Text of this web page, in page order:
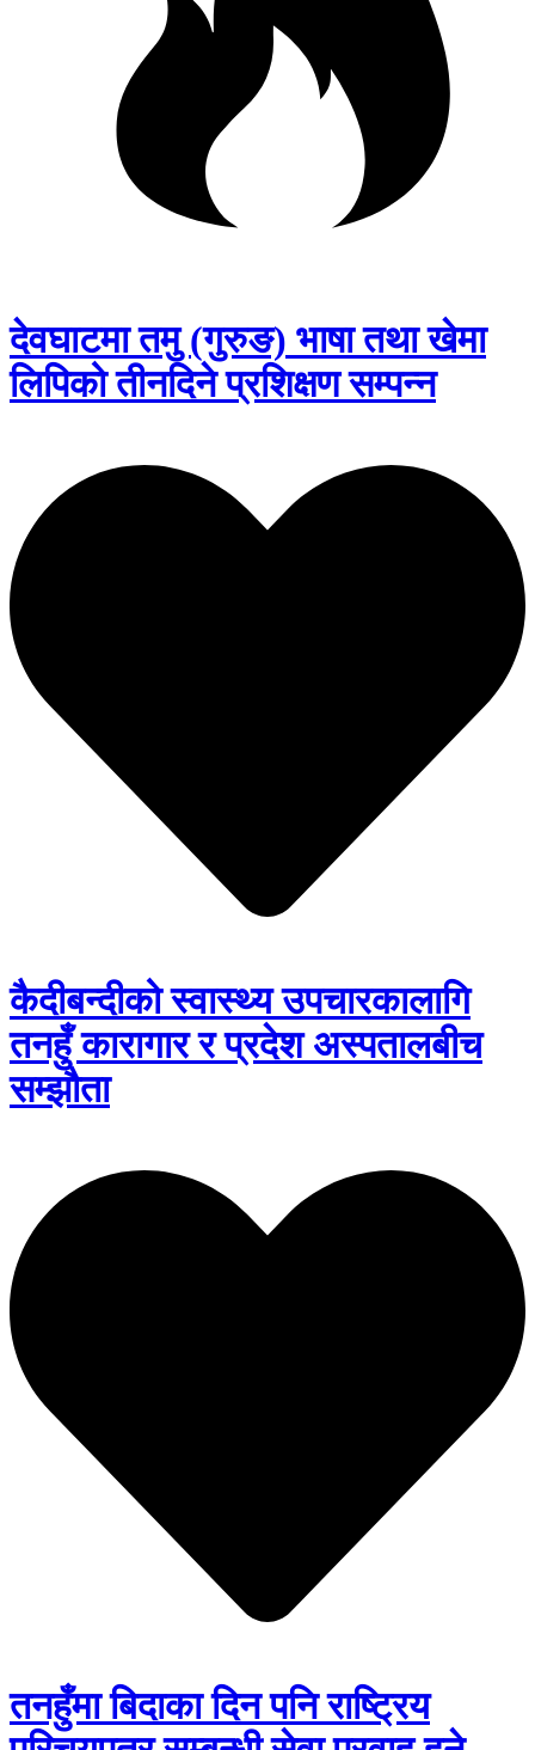
देवघाटमा तमु (गुरुङ) भाषा तथा खेमा
लिपिको तीनदिने प्रशिक्षण सम्पन्न
कैदीबन्दीको स्वास्थ्य उपचारकालागि
तनहुँ कारागार र प्रदेश अस्पतालबीच
सम्झौता
तनहुँमा बिदाका दिन पनि राष्ट्रिय